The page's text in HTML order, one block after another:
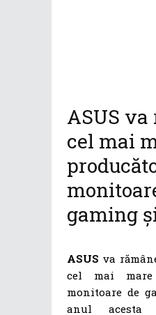
ASUS
cel mai
gaming
ASUS va
cel mai mare
monitoare de
anul